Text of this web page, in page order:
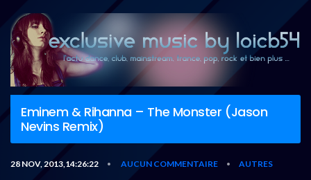
Eminem & Rihanna – The Monster (Jason
Nevins Remix)
28 NOV, 2013,14:26:22 • AUCUN COMMENTAIRE • AUTRES